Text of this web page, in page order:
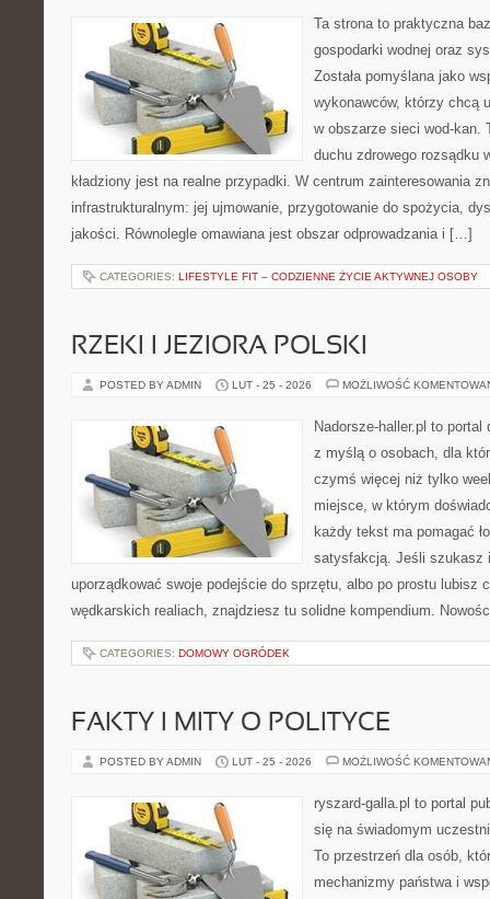
Ta strona to praktyczna
gospodarki wodnej oraz
Została pomyślana jako
wykonawców, którzy chcą
w obszarze sieci wod-kan.
duchu zdrowego rozsądku
kładziony jest na realne przypadki. W centrum zainteresowania
infrastrukturalnym: jej ujmowanie, przygotowanie do spożycia,
jakości. Równolegle omawiana jest obszar odprowadzania i […]
CATEGORIES: LIFESTYLE FIT – CODZIENNE ŻYCIE AKTYWNEJ OSOBY
RZEKI I JEZIORA POLSKI
POSTED BY ADMIN LUT - 25 - 2026 MOŻLIWOŚĆ
Nadorsze-haller.pl to portal
z myślą o osobach, dla
czymś więcej niż tylko
miejsce, w którym
każdy tekst ma pomagać
satysfakcją. Jeśli szukasz
uporządkować swoje podejście do sprzętu, albo po prostu lubisz
wędkarskich realiach, znajdziesz tu solidne kompendium.
CATEGORIES: DOMOWY OGRÓDEK
FAKTY I MITY O POLITYCE
POSTED BY ADMIN LUT - 25 - 2026 MOŻLIWOŚĆ
ryszard-galla.pl to portal
się na świadomym
To przestrzeń dla osób,
mechanizmy państwa i